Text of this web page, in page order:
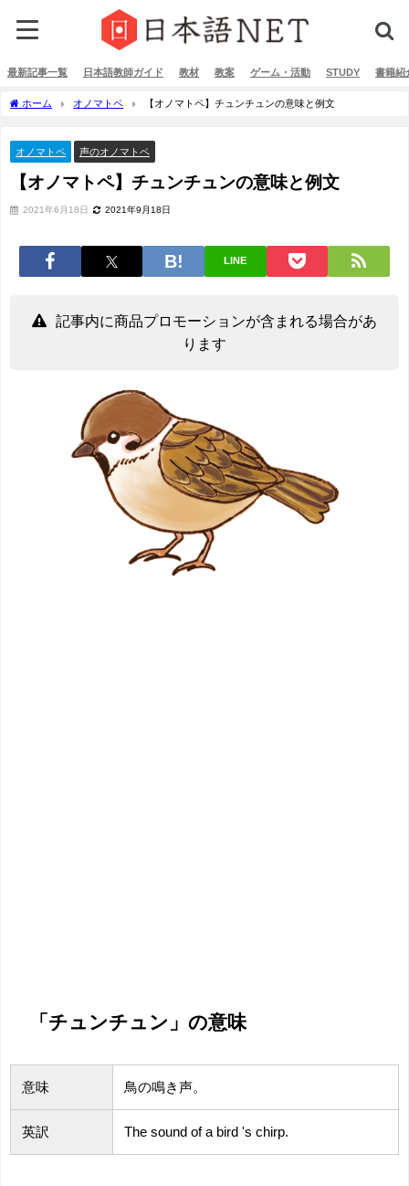
最新記事一覧 日本語教師ガイド 教材 教案 ゲーム・活動 STUDY 書籍紹
ホーム オノマトペ 【オノマトペ】チュンチュンの意味と例文
オノマトペ 声のオノマトペ
【オノマトペ】チュンチュンの意味と例文
2021年6月18日 2021年9月18日
LINE
記事内に商品プロモーションが含まれる場合があ
ります
「チュンチュン」の意味
意味 鳥の鳴き声。
英訳 The sound of a bird 's chirp.